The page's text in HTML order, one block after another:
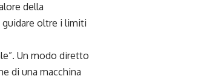
della
oltre i limiti
Un modo diretto
di una macchina